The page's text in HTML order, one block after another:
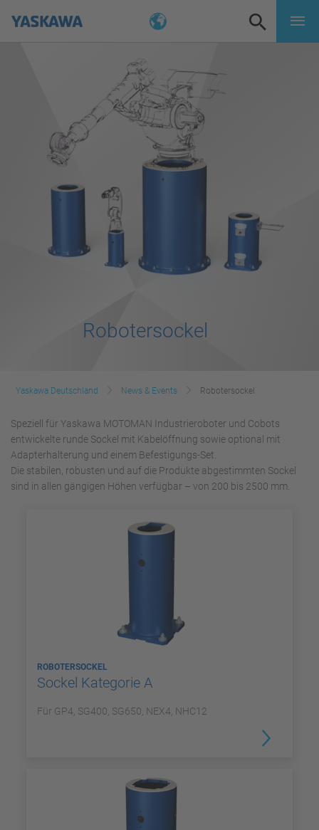
Robotersockel
Yaskawa Deutschland News & Events Robotersockel
Speziell für Yaskawa MOTOMAN Industrieroboter und Cobots
entwickelte runde Sockel mit Kabelöffnung sowie optional mit
Adapterhalterung und einem Befestigungs-Set.
Die stabilen, robusten und auf die Produkte abgestimmten Sockel
sind in allen gängigen Höhen verfügbar – von 200 bis 2500 mm.
ROBOTERSOCKEL
Sockel Kategorie A
Für GP4, SG400, SG650, NEX4, NHC12